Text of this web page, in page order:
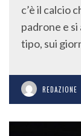
c’è il calcio
padrone e
tipo, sui
REDAZIONE